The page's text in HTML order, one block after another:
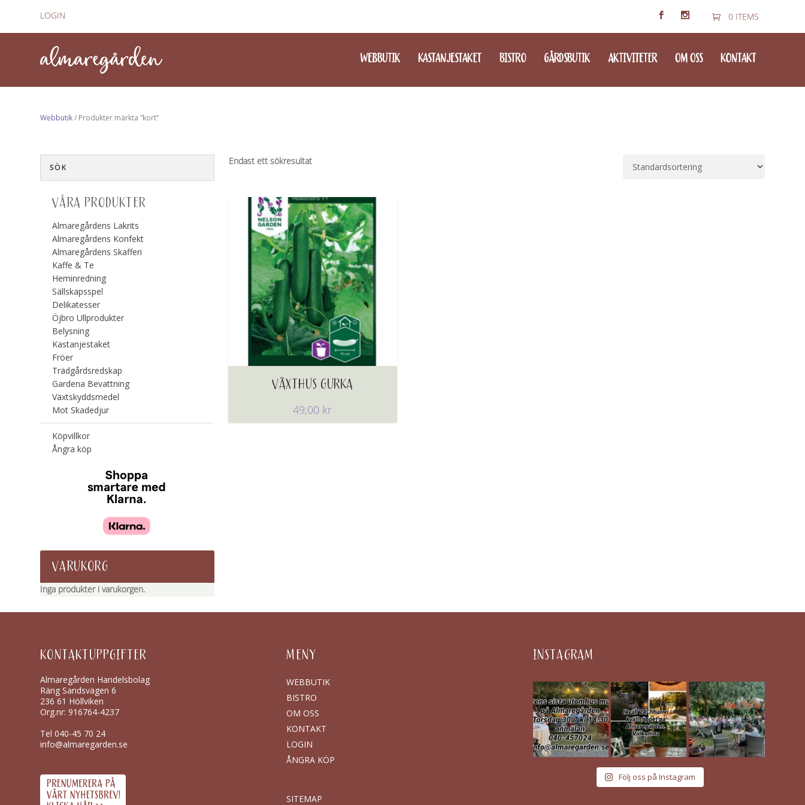
LOGIN 0 ITEMS
WEBBUTIK KASTANJESTAKET BISTRO GÅRDSBUTIK AKTIVITETER OM OSS KONTAKT
Webbutik/ Produkter märkta ”kort”
Endast ett sökresultat
VÄXTHUS GURKA
49,00 kr
VÅRA PRODUKTER
Almaregårdens Lakrits
Almaregårdens Konfekt
Almaregårdens Skafferi
Kaffe & Te
Heminredning
Sällskapsspel
Delikatesser
Öjbro Ullprodukter
Belysning
Kastanjestaket
Fröer
Trädgårdsredskap
Gardena Bevattning
Växtskyddsmedel
Mot Skadedjur
Köpvillkor
Ångra köp
VARUKORG
Inga produkter i varukorgen.
KONTAKTUPPGIFTER
Almaregården Handelsbolag
Räng Sandsvägen 6
236 61 Höllviken
Org.nr: 916764-4237
Tel040-45 70 24
info@almaregarden.se
MENY
WEBBUTIK
BISTRO
OM OSS
KONTAKT
LOGIN
ÅNGRA KÖP
SITEMAP
INSTAGRAM
Följ oss på Instagram